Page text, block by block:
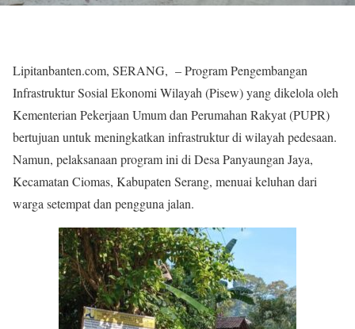
Lipitanbanten.com, SERANG, – Program Pengembangan
Infrastruktur Sosial Ekonomi Wilayah (Pisew) yang dikelola oleh
Kementerian Pekerjaan Umum dan Perumahan Rakyat (PUPR)
bertujuan untuk meningkatkan infrastruktur di wilayah pedesaan.
Namun, pelaksanaan program ini di Desa Panyaungan Jaya,
Kecamatan Ciomas, Kabupaten Serang, menuai keluhan dari
warga setempat dan pengguna jalan.